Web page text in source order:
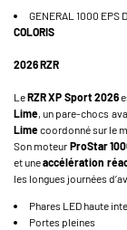
GENERAL 1000 EPS
COLORIS
2026 RZR
LeRZR XP Sport 2026
Lime, un pare-chocs
Limecoordonné sur le
Son moteur ProStar
et uneaccélération
les longues journées
Phares LED haute
Portes pleines